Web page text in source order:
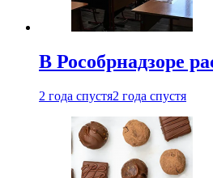
В Рособрнадзоре
2 года спустя2 года спустя